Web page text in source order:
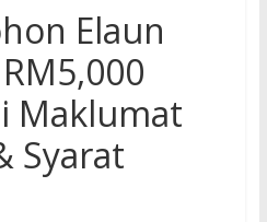
Elaun
Maklumat
Syarat